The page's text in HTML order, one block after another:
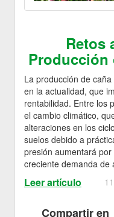
Retos
Producción
La producción de
en la actualidad, que
rentabilidad. Entre los
el cambio climático,
alteraciones en los
suelos debido a
presión aumentará
creciente demanda de
Leer artículo
Compartir en